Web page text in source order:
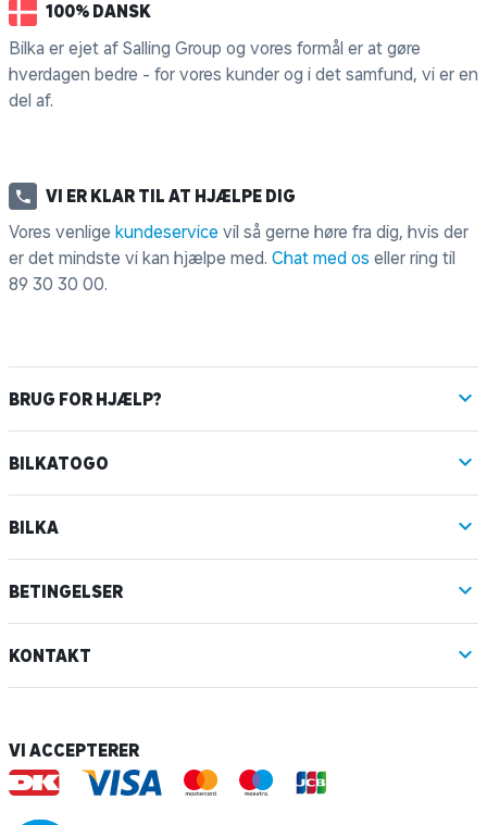
100% DANSK
Bilka er ejet af Salling Group og vores formål er at gøre
hverdagen bedre - for vores kunder og i det samfund, vi er en
del af.
VI ER KLAR TIL AT HJÆLPE DIG
Vores venlige kundeservice vil så gerne høre fra dig, hvis der
er det mindste vi kan hjælpe med. Chat med os eller ring til
89 30 30 00.
BRUG FOR HJÆLP?
BILKATOGO
BILKA
BETINGELSER
KONTAKT
VI ACCEPTERER